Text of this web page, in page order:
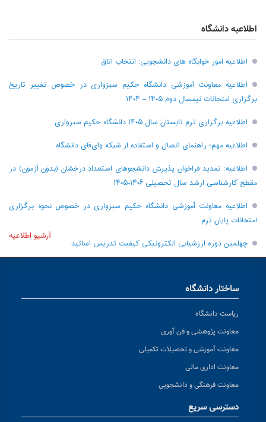
اطلاعیه دانشگاه
اطلاعیه امور خوابگاه های دانشجویی: انتخاب اتاق
اطلاعیه معاونت آموزشی دانشگاه حکیم سبزواری در خصوص تغییر تاریخ
برگزاری امتحانات نیمسال دوم ۱۴۰۵ – ۱۴۰۴
اطلاعیه برگزاری ترم تابستان سال ۱۴۰۵ دانشگاه حکیم سبزواری
اطلاعیه مهم؛ راهنمای اتصال و استفاده از شبکه وای‌فای دانشگاه
اطلاعیه: تمدید فراخوان پذیرش دانشجو‌های استعداد درخشان (بدون آزمون) در
مقطع کارشناسی ارشد سال تحصیلی ۱۴۰۶-۱۴۰۵
اطلاعیه معاونت آموزشی دانشگاه حکیم سبزواری در خصوص نحوه برگزاری
امتحانات پایان ترم
چهلمین دوره ارزشیابی الکترونیکی کیفیت تدریس اساتید
آرشیو اطلاعیه
ساختار دانشگاه
ریاست دانشگاه
معاونت پژوهشی و فن آوری
معاونت آموزشی و تحصیلات تکمیلی
معاونت اداری مالی
معاونت فرهنگی و دانشجویی
دسترسی سریع